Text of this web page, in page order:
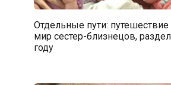
Отдельные пути:
мир сестер-близнецов,
году